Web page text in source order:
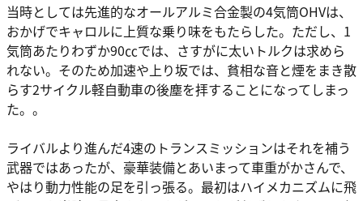
当時としては先進的なオールアルミ合金製の4気筒OHVは、
おかげでキャロルに上質な乗り味をもたらした。ただし、1
気筒あたりわずか90㏄では、さすがに太いトルクは求めら
れない。そのため加速や上り坂では、貧相な音と煙をまき散
らす2サイクル軽自動車の後塵を拝することになってしまっ
た。。
ライバルより進んだ4速のトランスミッションはそれを補う
武器ではあったが、豪華装備とあいまって車重がかさんで、
やはり動力性能の足を引っ張る。最初はハイメカニズムに飛